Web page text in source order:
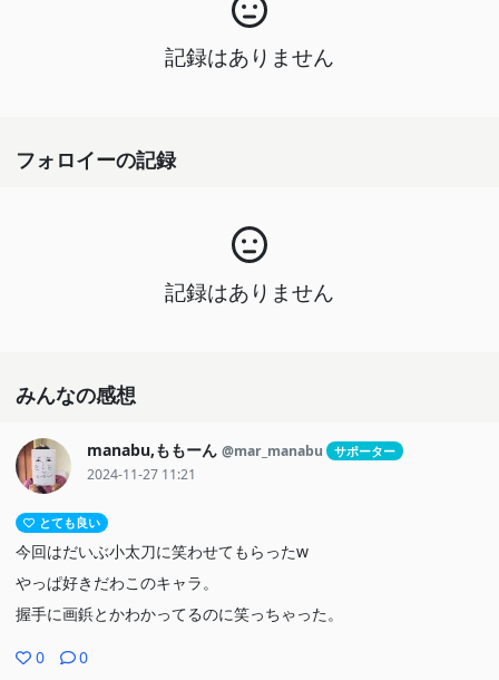
記録はありません
フォロイーの記録
記録はありません
みんなの感想
manabu,ももーん @mar_manabu サポーター
2024-11-27 11:21
とても良い
今回はだいぶ小太刀に笑わせてもらったw
やっぱ好きだわこのキャラ。
握手に画鋲とかわかってるのに笑っちゃった。
0 0